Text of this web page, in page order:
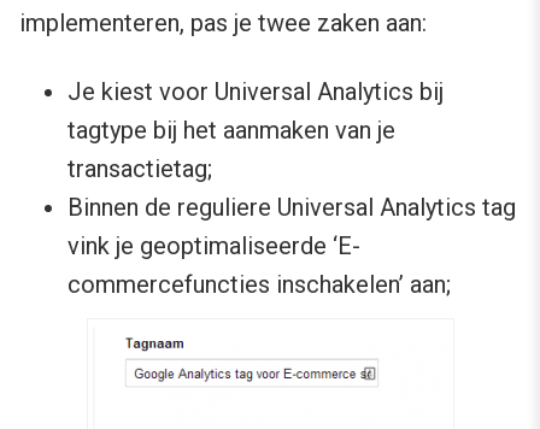
implementeren, pas je twee zaken aan:
Je kiest voor Universal Analytics bij
tagtype bij het aanmaken van je
transactietag;
Binnen de reguliere Universal Analytics tag
vink je geoptimaliseerde ‘E-
commercefuncties inschakelen’ aan;